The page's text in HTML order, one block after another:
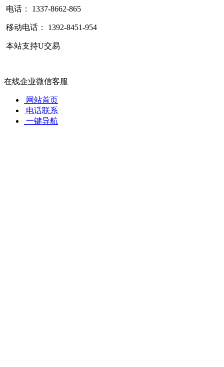
电话： 1337-8662-865
移动电话： 1392-8451-954
本站支持U交易
在线企业微信客服
网站首页
电话联系
一键导航